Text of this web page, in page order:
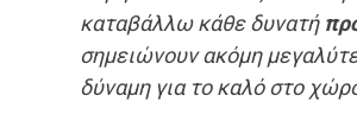
καταβάλλω κάθε δυνατή
σημειώνουν ακόμη
δύναμη για το καλό στο